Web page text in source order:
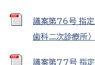
議案第76号_指定
歯科二次診療所
議案第77号_指定